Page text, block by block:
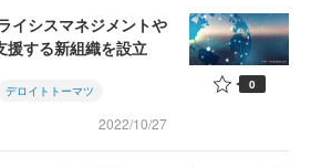
イシスマネジメントや
援する新組織を設立
デロイトトーマツ
2022/10/27
0